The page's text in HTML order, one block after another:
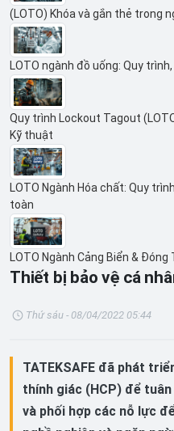
(LOTO) Khóa và gắn thẻ trong
LOTO ngành đồ uống: Quy
Quy trình Lockout Tagout
Kỹ thuật
LOTO Ngành Hóa chất: Quy
toàn
LOTO Ngành Cảng Biển & Đóng
Thiết bị bảo vệ cá
Thứ sáu - 08/04/2022 05:44
TATEKSAFE đã phát
thính giác (HCP) để
và phối hợp các nỗ lực